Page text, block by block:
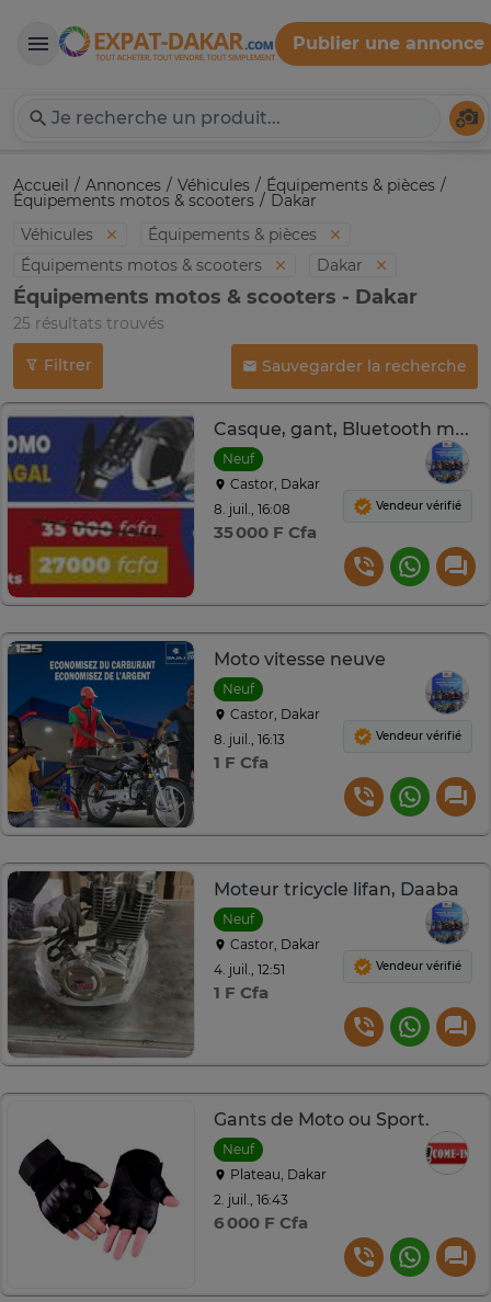
Expat-Dakar
Publier une annonce
Accueil Annonces Véhicules Équipements & pièces
Équipements motos & scooters
Dakar
Véhicules
Équipements & pièces
Équipements motos & scooters
Dakar
Équipements motos & scooters - Dakar
25 résultats trouvés
Filtrer Sauvegarder la recherche
Casque, gant, Bluetooth moto
Neuf
Castor, Dakar
8. juil., 16:08
35 000 F Cfa
Vendeur vérifié
Moto vitesse neuve
Neuf
Castor, Dakar
8. juil., 16:13
1 F Cfa
Vendeur vérifié
Moteur tricycle lifan, Daaba
Neuf
Castor, Dakar
4. juil., 12:51
1 F Cfa
Vendeur vérifié
Gants de Moto ou Sport.
Neuf
Plateau, Dakar
2. juil., 16:43
6 000 F Cfa